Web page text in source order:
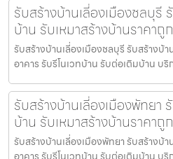
รับสร้างบ้านเลี่องเมืองชลบุรี
บ้าน รับเหมาสร้างบ้านราคาถู
รับสร้างบ้านเลี่องเมืองชลบุรี รับสร้างบ้า
อาคาร รับรีโนเวทบ้าน รับต่อเติมบ้าน บริ
รับสร้างบ้านเลี่องเมืองพัทยา
บ้าน รับเหมาสร้างบ้านราคาถู
รับสร้างบ้านเลี่องเมืองพัทยา รับสร้างบ้า